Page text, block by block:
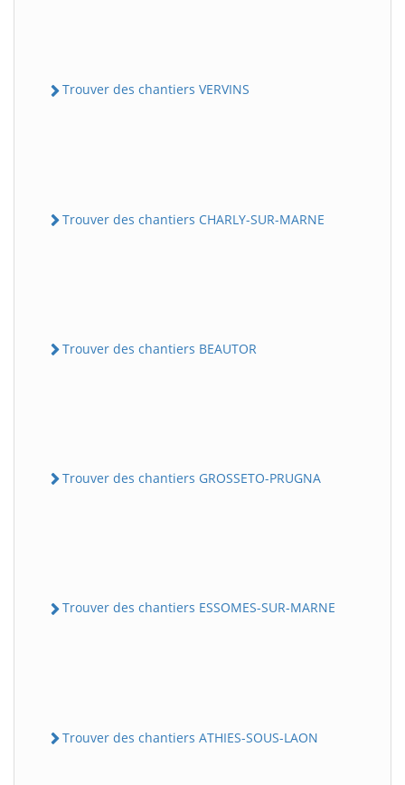
Trouver des chantiers VERVINS
Trouver des chantiers CHARLY-SUR-MARNE
Trouver des chantiers BEAUTOR
Trouver des chantiers GROSSETO-PRUGNA
Trouver des chantiers ESSOMES-SUR-MARNE
Trouver des chantiers ATHIES-SOUS-LAON